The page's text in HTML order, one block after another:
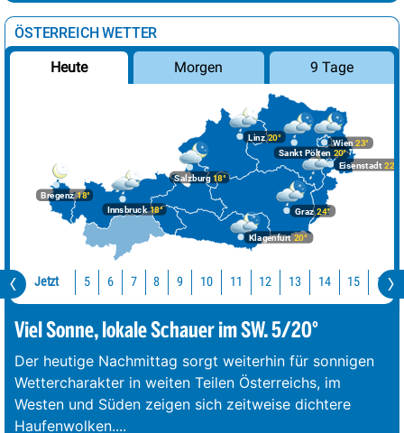
ÖSTERREICH WETTER
Heute Morgen 9 Tage
Bregenz18°
Graz24°
Innsbruck18°
Klagenfurt 20°
Linz20°
Salzburg18°
Wien 23°
Eisenstadt 22°
Sankt Pölten20°
Jetzt 5 6 7 8 9 10 11 12 13 14 15 16
Viel Sonne, lokale Schauer im SW. 5/20°
Der heutige Nachmittag sorgt weiterhin für sonnigen
Wettercharakter in weiten Teilen Österreichs, im
Westen und Süden zeigen sich zeitweise dichtere
Haufenwolken....